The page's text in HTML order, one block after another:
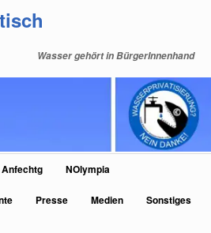
Wasser gehört in BürgerInnenhand
NOlympia
Presse Medien Sonstiges